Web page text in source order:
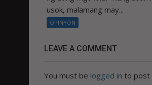
usok, malamang may...
OPINYON
LEAVE A COMMENT
You must be logged in to post